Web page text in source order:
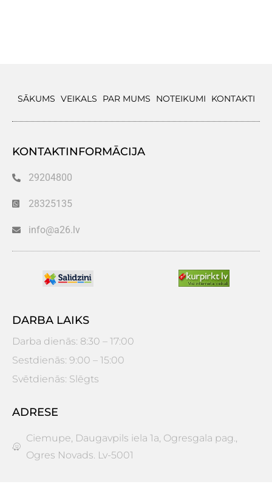
SĀKUMS VEIKALS PAR MUMS NOTEIKUMI KONTAKTI
KONTAKTINFORMĀCIJA
29204800
28325135
info@a26.lv
DARBA LAIKS
Darba dienās: 8:30 – 17:00
Sestdienās: 9:00 – 15:00
Svētdienās: Slēgts
ADRESE
Ciemupe, Daugavpils iela 1a, Ogresgala pag.,
Ogres Novads. Lv-5001